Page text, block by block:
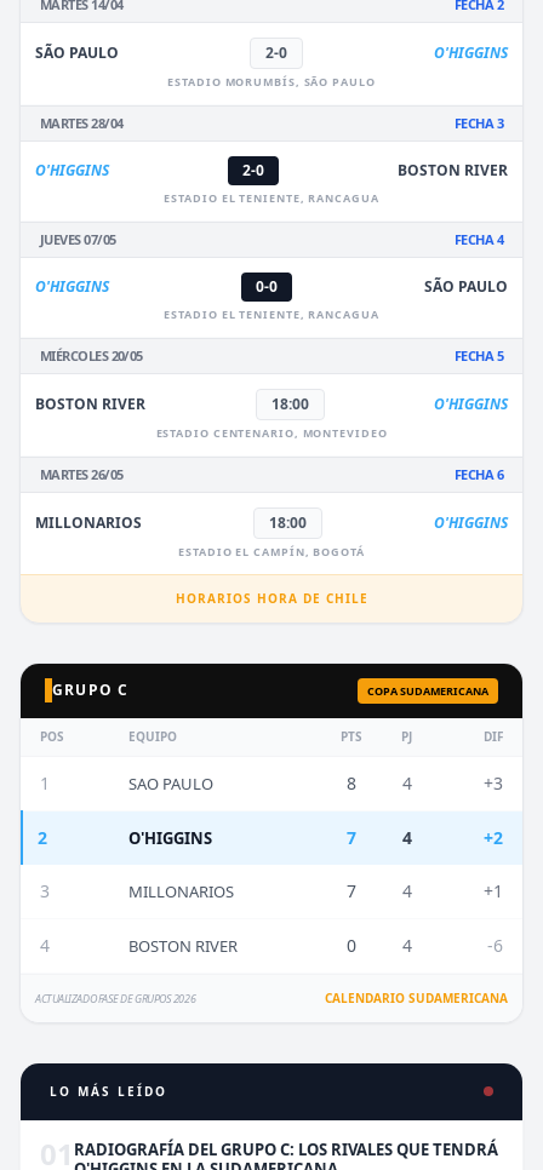
MARTES 14/04 FECHA 2
SÃO PAULO 2-0 O'HIGGINS
ESTADIO MORUMBÍS, SÃO PAULO
MARTES 28/04 FECHA 3
O'HIGGINS 2-0 BOSTON RIVER
ESTADIO EL TENIENTE, RANCAGUA
JUEVES 07/05 FECHA 4
O'HIGGINS 0-0 SÃO PAULO
ESTADIO EL TENIENTE, RANCAGUA
MIÉRCOLES 20/05 FECHA 5
BOSTON RIVER 18:00 O'HIGGINS
ESTADIO CENTENARIO, MONTEVIDEO
MARTES 26/05 FECHA 6
MILLONARIOS 18:00 O'HIGGINS
ESTADIO EL CAMPÍN, BOGOTÁ
HORARIOS HORA DE CHILE
GRUPO C COPA SUDAMERICANA
POS EQUIPO PTS PJ DIF
1 SAO PAULO 8 4 +3
2 O'HIGGINS 7 4 +2
3 MILLONARIOS 7 4 +1
4 BOSTON RIVER 0 4 -6
ACTUALIZADO FASE DE GRUPOS 2026 CALENDARIO SUDAMERICANA
LO MÁS LEÍDO
01 RADIOGRAFÍA DEL GRUPO C: LOS RIVALES QUE TENDRÁ